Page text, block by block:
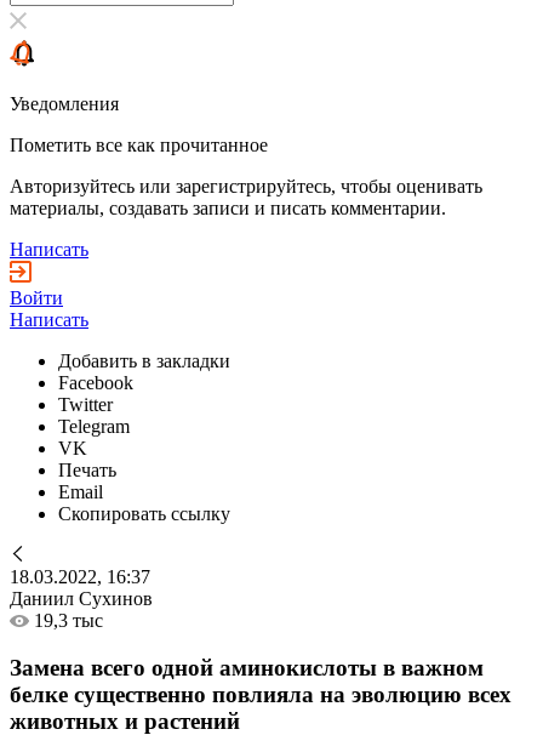
Уведомления
Пометить все как прочитанное
Авторизуйтесь или зарегистрируйтесь, чтобы оценивать
материалы, создавать записи и писать комментарии.
Написать
Войти
Написать
Добавить в закладки
Facebook
Twitter
Telegram
VK
Печать
Email
Скопировать ссылку
18.03.2022, 16:37
Даниил Сухинов
19,3 тыс
Замена всего одной аминокислоты в важном
белке существенно повлияла на эволюцию всех
животных и растений